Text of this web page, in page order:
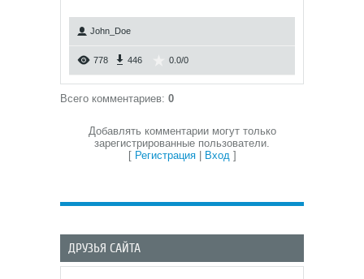
John_Doe
778 446 0.0/0
Всего комментариев: 0
Добавлять комментарии могут только
зарегистрированные пользователи.
[ Регистрация| Вход]
ДРУЗЬЯ САЙТА